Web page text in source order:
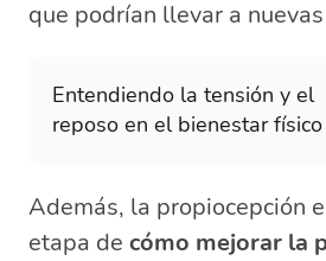
que podrían llevar a
Entendiendo la tensión y el
reposo en el bienestar físico
Además, la propiocepción
etapa de cómo mejorar la